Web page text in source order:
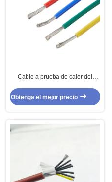
Cable a prueba de calor del
Obtenga el mejor precio